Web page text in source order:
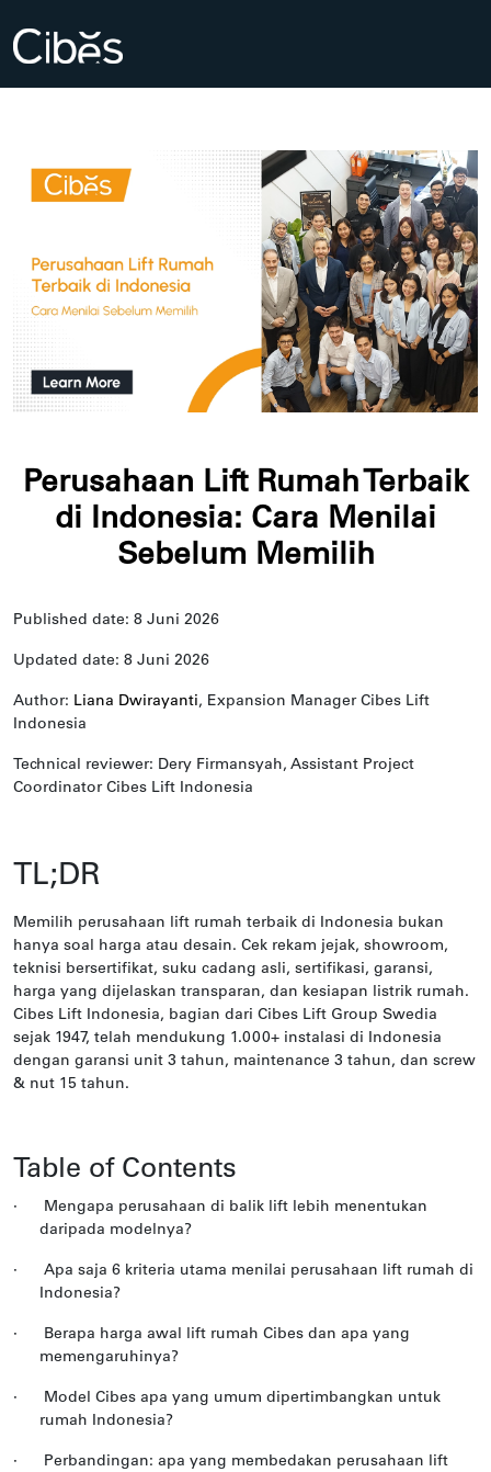
Perusahaan Lift Rumah Terbaik
di Indonesia: Cara Menilai
Sebelum Memilih
Published date: 8 Juni 2026
Updated date: 8 Juni 2026
Author: Liana Dwirayanti, Expansion Manager Cibes Lift
Indonesia
Technical reviewer: Dery Firmansyah, Assistant Project
Coordinator Cibes Lift Indonesia
TL;DR
Memilih perusahaan lift rumah terbaik di Indonesia bukan
hanya soal harga atau desain. Cek rekam jejak, showroom,
teknisi bersertifikat, suku cadang asli, sertifikasi, garansi,
harga yang dijelaskan transparan, dan kesiapan listrik rumah.
Cibes Lift Indonesia, bagian dari Cibes Lift Group Swedia
sejak 1947, telah mendukung 1.000+ instalasi di Indonesia
dengan garansi unit 3 tahun, maintenance 3 tahun, dan screw
& nut 15 tahun.
Table of Contents
·
Mengapa perusahaan di balik lift lebih menentukan
daripada modelnya?
·
Apa saja 6 kriteria utama menilai perusahaan lift rumah di
Indonesia?
·
Berapa harga awal lift rumah Cibes dan apa yang
memengaruhinya?
·
Model Cibes apa yang umum dipertimbangkan untuk
rumah Indonesia?
·
Perbandingan: apa yang membedakan perusahaan lift